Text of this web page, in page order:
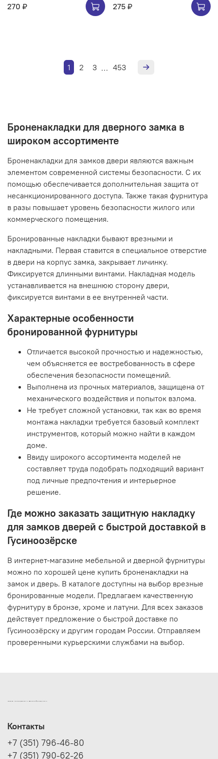
270 ₽
275 ₽
1 2 3 … 453
Броненакладки для дверного замка в
широком ассортименте
Броненакладки для замков двери являются важным
элементом современной системы безопасности. С их
помощью обеспечивается дополнительная защита от
несанкционированного доступа. Также такая фурнитура
в разы повышает уровень безопасности жилого или
коммерческого помещения.
Бронированные накладки бывают врезными и
накладными. Первая ставится в специальное отверстие
в двери на корпус замка, закрывает личинку.
Фиксируется длинными винтами. Накладная модель
устанавливается на внешнюю сторону двери,
фиксируется винтами в ее внутренней части.
Характерные особенности
бронированной фурнитуры
Отличается высокой прочностью и надежностью,
чем объясняется ее востребованность в сфере
обеспечения безопасности помещений.
Выполнена из прочных материалов, защищена от
механического воздействия и попыток взлома.
Не требует сложной установки, так как во время
монтажа накладки требуется базовый комплект
инструментов, который можно найти в каждом
доме.
Ввиду широкого ассортимента моделей не
составляет труда подобрать подходящий вариант
под личные предпочтения и интерьерное
решение.
Где можно заказать защитную накладку
для замков дверей с быстрой доставкой в
Гусиноозёрске
В интернет-магазине мебельной и дверной фурнитуры
можно по хорошей цене купить броненакладки на
замок и дверь. В каталоге доступны на выбор врезные
бронированные модели. Предлагаем качественную
фурнитуру в бронзе, хроме и латуни. Для всех заказов
действует предложение о быстрой доставке по
Гусиноозёрску и другим городам России. Отправляем
проверенными курьерскими службами на выбор.
ИНТЕРНЕТ-МАГАЗИН ДВЕРНОЙ И МЕБЕЛЬНОЙ ФУРНИТУРЫ САМ
Контакты
+7 (351) 796-46-80
+7 (351) 790-62-26